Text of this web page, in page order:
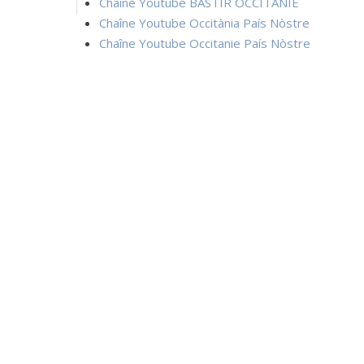
Chaîne Youtube Occitània País Nòstre
Chaîne Youtube Occitanie País Nòstre